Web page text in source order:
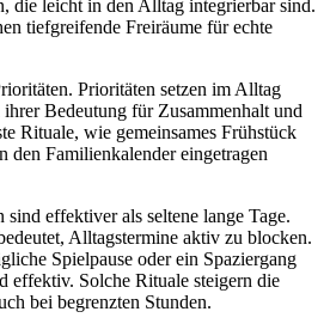
die leicht in den Alltag integrierbar sind.
tiefgreifende Freiräume für echte
Prioritäten setzen im Alltag
Bedeutung für Zusammenhalt und
Rituale, wie gemeinsames Frühstück
den Familienkalender eingetragen
effektiver als seltene lange Tage.
Alltagstermine aktiv zu blocken.
Spielpause oder ein Spaziergang
effektiv. Solche Rituale steigern die
bei begrenzten Stunden.